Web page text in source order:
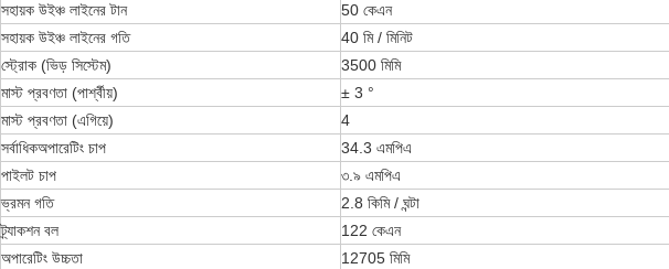
সহায়ক উইঞ্চ লাইনের টান
50 কেএন
সহায়ক উইঞ্চ লাইনের গতি
40 মি / মিনিট
স্ট্রোক (ভিড় সিস্টেম)
3500 মিমি
মাস্ট প্রবণতা (পার্শ্বীয়)
± 3 °
মাস্ট প্রবণতা (এগিয়ে)
4
সর্বাধিকঅপারেটিং চাপ
34.3 এমপিএ
পাইলট চাপ
৩.৯ এমপিএ
ভ্রমন গতি
2.8 কিমি / ঘন্টা
ট্র্যাকশন বল
122 কেএন
অপারেটিং উচ্চতা
12705 মিমি